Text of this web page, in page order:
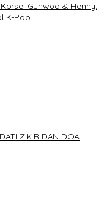
Gunwoo & Henny:
K-Pop
ZIKIR DAN DOA